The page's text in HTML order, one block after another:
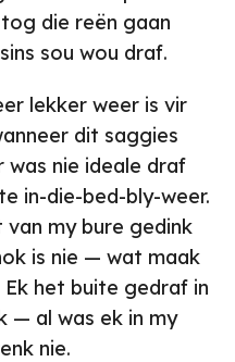
die reën gaan
sou wou draf.
lekker weer is vir
dit saggies
was nie ideale draf
in-die-bed-bly-weer.
my bure gedink
is nie — wat maak
het buite gedraf in
— al was ek in my
nie.